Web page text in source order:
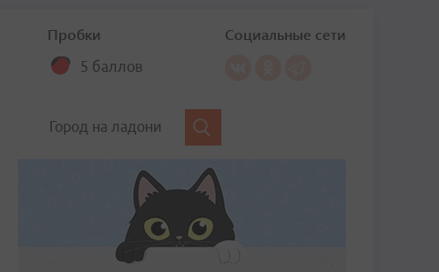
Пробки
5 баллов
Социальные сети
Город на ладони